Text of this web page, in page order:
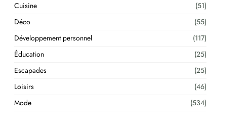
Cuisine
(51)
Déco
(55)
Développement personnel
(117)
Éducation
(25)
Escapades
(25)
Loisirs
(46)
Mode
(534)